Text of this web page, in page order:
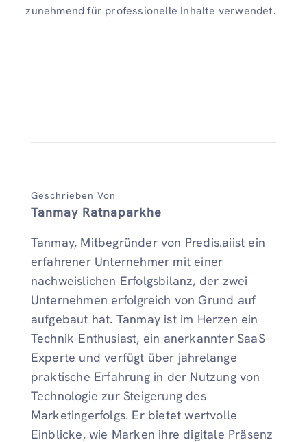
zunehmend für professionelle Inhalte verwendet.
Geschrieben Von
Tanmay Ratnaparkhe
Tanmay, Mitbegründer von Predis.aiist ein
erfahrener Unternehmer mit einer
nachweislichen Erfolgsbilanz, der zwei
Unternehmen erfolgreich von Grund auf
aufgebaut hat. Tanmay ist im Herzen ein
Technik-Enthusiast, ein anerkannter SaaS-
Experte und verfügt über jahrelange
praktische Erfahrung in der Nutzung von
Technologie zur Steigerung des
Marketingerfolgs. Er bietet wertvolle
Einblicke, wie Marken ihre digitale Präsenz